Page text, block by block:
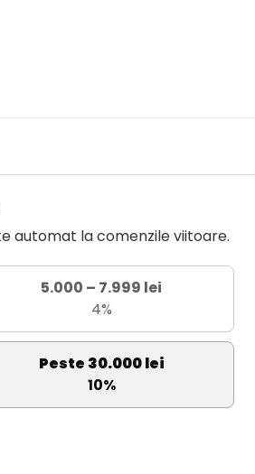
automat la comenzile viitoare.
5.000 – 7.999 lei
4%
Peste 30.000 lei
10%